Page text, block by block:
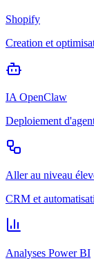
Shopify
Creation et
IA OpenClaw
Deploiement
Aller au niveau
CRM et
Analyses Power BI